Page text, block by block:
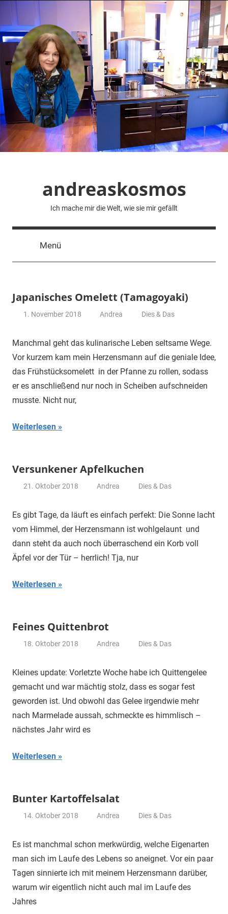
Inhalt
springen
andreaskosmos
Ich mache mir die Welt, wie sie mir gefällt
Menü
Japanisches Omelett (Tamagoyaki)
1. November 2018 Andrea Dies & Das
Manchmal geht das kulinarische Leben seltsame Wege.
Vor kurzem kam mein Herzensmann auf die geniale Idee,
das Frühstücksomelett in der Pfanne zu rollen, sodass
er es anschließend nur noch in Scheiben aufschneiden
musste. Nicht nur,
Weiterlesen
Versunkener Apfelkuchen
21. Oktober 2018 Andrea Dies & Das
Es gibt Tage, da läuft es einfach perfekt: Die Sonne lacht
vom Himmel, der Herzensmann ist wohlgelaunt und
dann steht da auch noch überraschend ein Korb voll
Äpfel vor der Tür – herrlich! Tja, nur
Weiterlesen
Feines Quittenbrot
18. Oktober 2018 Andrea Dies & Das
Kleines update: Vorletzte Woche habe ich Quittengelee
gemacht und war mächtig stolz, dass es sogar fest
geworden ist. Und obwohl das Gelee irgendwie mehr
nach Marmelade aussah, schmeckte es himmlisch –
nächstes Jahr wird es
Weiterlesen
Bunter Kartoffelsalat
14. Oktober 2018 Andrea Dies & Das
Es ist manchmal schon merkwürdig, welche Eigenarten
man sich im Laufe des Lebens so aneignet. Vor ein paar
Tagen sinnierte ich mit meinem Herzensmann darüber,
warum wir eigentlich nicht auch mal im Laufe des
Jahres